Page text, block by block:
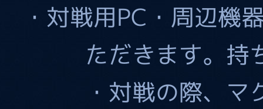
・対戦用PC・周辺機
ただきます。持
・対戦の際、